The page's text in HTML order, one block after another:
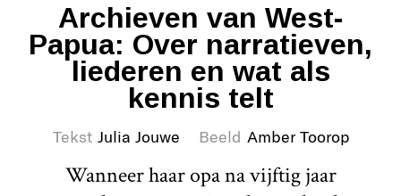
Archieven van West-
Papua: Over narratieven,
liederen en wat als
kennis telt
Tekst Julia Jouwe Beeld Amber Toorop
Wanneer haar opa na vijftig jaar